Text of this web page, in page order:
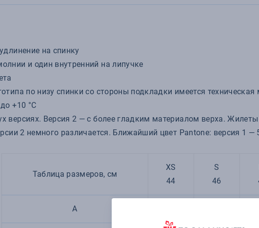
на спинку
и один внутренний на липучке
по низу спинки со стороны подкладки имеется техническая
+10 °С
версиях. Версия 2 — с более гладким материалом верха.
2 немного различается. Ближайший цвет Pantone: версия 1
Таблица размеров, см
XS
44
S
46
A